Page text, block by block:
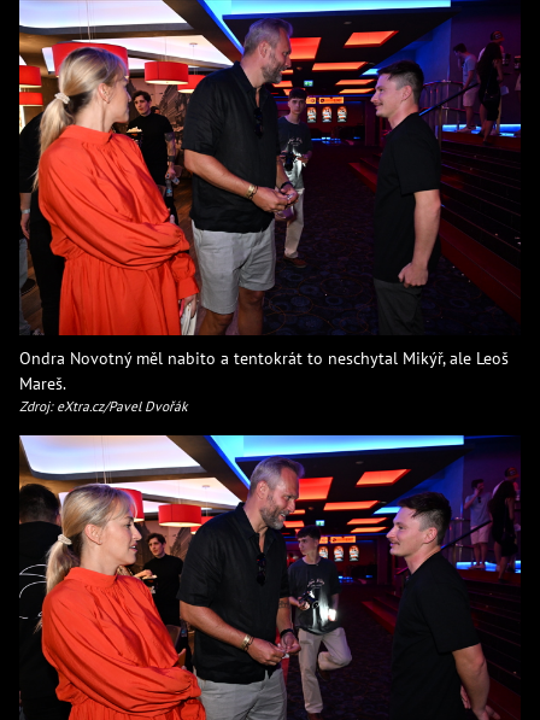
Ondra Novotný měl nabito a tentokrát to neschytal Mikýř, ale Leoš
Mareš.
Zdroj: eXtra.cz/Pavel Dvořák